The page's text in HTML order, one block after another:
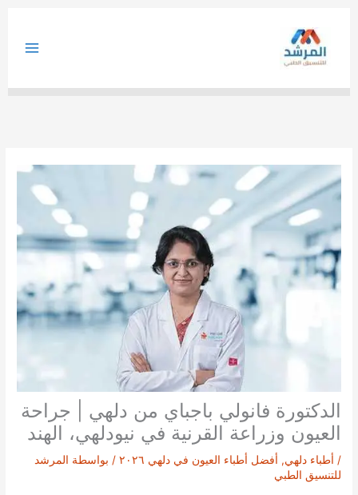
الدكتورة فانولي باجباي من دلهي | جراحة
العيون وزراعة القرنية في نيودلهي، الهند
/ أطباء دلهي, أفضل أطباء العيون في دلهي ٢٠٢٦ / بواسطة المرشد
للتنسيق الطبي